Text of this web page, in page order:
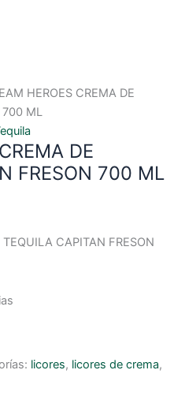
HEROES CREMA DE
700 ML
DE
FRESON 700 ML
CAPITAN FRESON
licores, licores de crema,